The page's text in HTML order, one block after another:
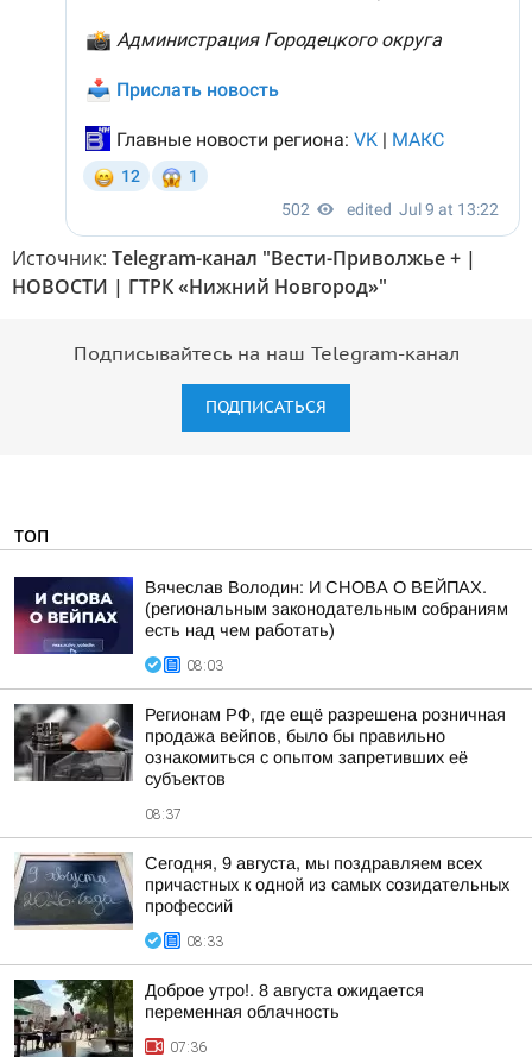
Источник: Telegram-канал "Вести-Приволжье + |
НОВОСТИ | ГТРК «Нижний Новгород»"
Подписывайтесь на наш Telegram-канал
ПОДПИСАТЬСЯ
ТОП
Вячеслав Володин: И СНОВА О ВЕЙПАХ.
(региональным законодательным собраниям
есть над чем работать)
08:03
Регионам РФ, где ещё разрешена розничная
продажа вейпов, было бы правильно
ознакомиться с опытом запретивших её
субъектов
08:37
Сегодня, 9 августа, мы поздравляем всех
причастных к одной из самых созидательных
профессий
08:33
Доброе утро!. 8 августа ожидается
переменная облачность
07:36